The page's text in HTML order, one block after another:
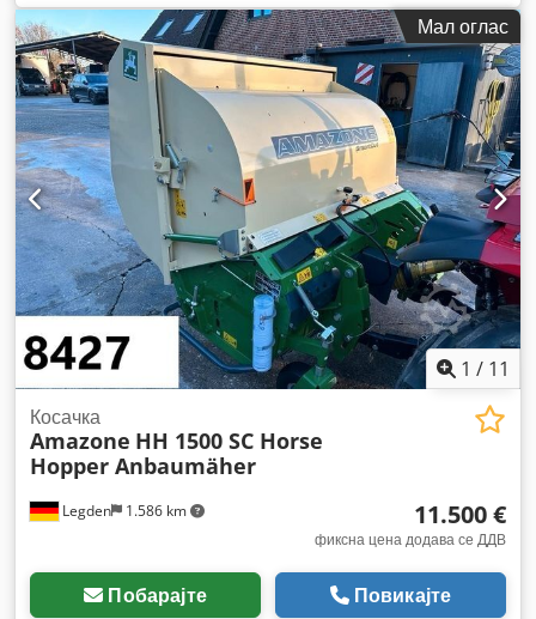
Мал оглас
1 / 11
Legden 1.586 km
Косачка
Amazone HH 1500 SC Horse
Hopper Anbaumäher
11.500 €
фиксна цена додава се ДДВ
Побарајте Повикајте